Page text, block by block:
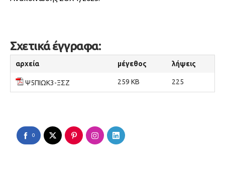
Σχετικά έγγραφα:
αρχεία μέγεθος λήψεις
Ψ5ΠΙΩΚ3-ΞΣΖ 259 KB 225
0